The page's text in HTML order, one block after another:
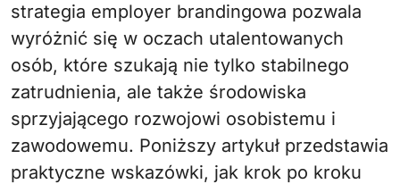
strategia employer brandingowa pozwala
wyróżnić się w oczach utalentowanych
osób, które szukają nie tylko stabilnego
zatrudnienia, ale także środowiska
sprzyjającego rozwojowi osobistemu i
zawodowemu. Poniższy artykuł przedstawia
praktyczne wskazówki, jak krok po kroku